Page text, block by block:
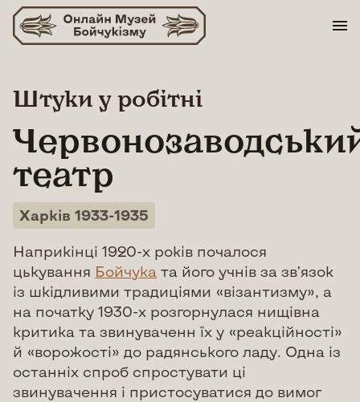
Skip
content
Штуки у робітні
театр
Харків 1933-1935
Наприкінці 1920-х років почалося
цькування Бойчука та його учнів за зв’язок
із шкідливими традиціями «візантизму», а
на початку 1930-х розгорнулася нищівна
критика та звинуваченн їх у «реакційності»
й «ворожості» до радянського ладу. Одна із
останніх спроб спростувати ці
звинувачення і пристосуватися до вимог